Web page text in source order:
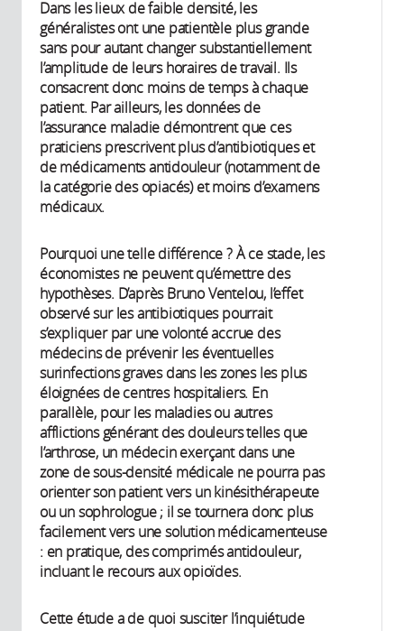
Dans les lieux de faible densité, les
généralistes ont une patientèle plus grande
sans pour autant changer substantiellement
l’amplitude de leurs horaires de travail. Ils
consacrent donc moins de temps à chaque
patient. Par ailleurs, les données de
l’assurance maladie démontrent que ces
praticiens prescrivent plus d’antibiotiques et
de médicaments antidouleur (notamment de
la catégorie des opiacés) et moins d’examens
médicaux.
Pourquoi une telle différence ? À ce stade, les
économistes ne peuvent qu’émettre des
hypothèses. D’après Bruno Ventelou, l’effet
observé sur les antibiotiques pourrait
s’expliquer par une volonté accrue des
médecins de prévenir les éventuelles
surinfections graves dans les zones les plus
éloignées de centres hospitaliers. En
parallèle, pour les maladies ou autres
afflictions générant des douleurs telles que
l’arthrose, un médecin exerçant dans une
zone de sous-densité médicale ne pourra pas
orienter son patient vers un kinésithérapeute
ou un sophrologue ; il se tournera donc plus
facilement vers une solution médicamenteuse
: en pratique, des comprimés antidouleur,
incluant le recours aux opioïdes.
Cette étude a de quoi susciter l’inquiétude